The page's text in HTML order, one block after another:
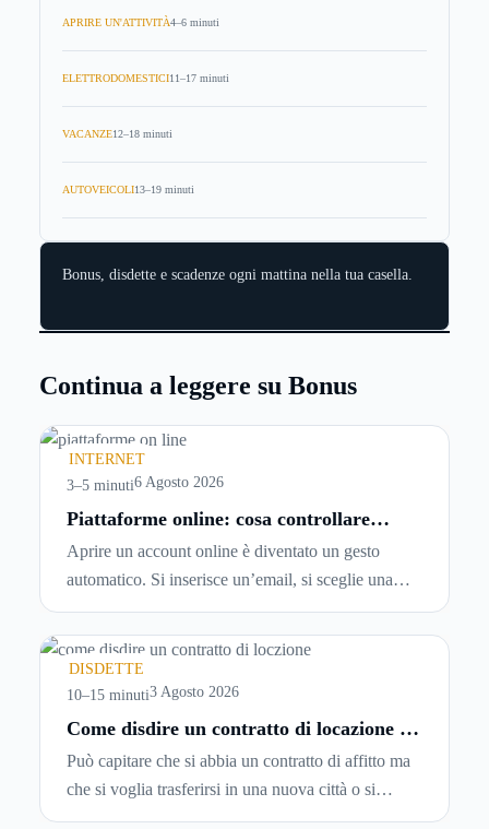
APRIRE UN'ATTIVITÀ4–6 minuti
ELETTRODOMESTICI11–17 minuti
VACANZE12–18 minuti
AUTOVEICOLI13–19 minuti
Bonus, disdette e scadenze ogni mattina nella tua casella.
Continua a leggere su Bonus
INTERNET
3–5 minuti6 Agosto 2026
Piattaforme online: cosa controllare
prima di iscriversi e usare servizi in
tempo reale
Aprire un account online è diventato un gesto
automatico. Si inserisce un’email, si sceglie una
password, si accetta una serie di condizioni senza
leggerle davvero. Tutto avviene in pochi minuti,
spesso senza che ci si fermi a capire dove si sta
entrando.
DISDETTE
10–15 minuti3 Agosto 2026
Come disdire un contratto di locazione in
modo corretto ed efficace
Può capitare che si abbia un contratto di affitto ma
che si voglia trasferirsi in una nuova città o si
abbiano problemi a pagare il canone, per cui si